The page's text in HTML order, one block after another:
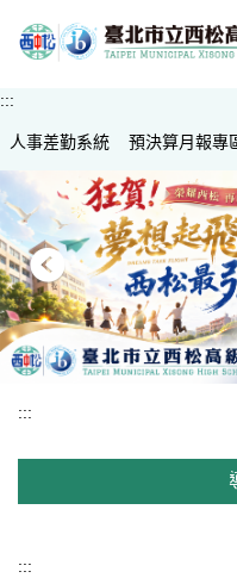
到
容
:::
人事差勤系統 預決算月報專
:::
:::